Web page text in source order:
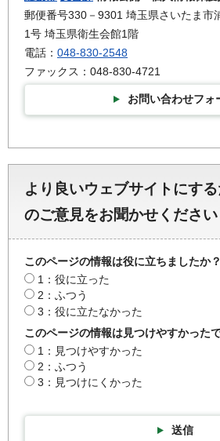
郵便番号330－9301 埼玉県さいたま市
1号 埼玉県衛生会館1階
電話： 048-830-2548
ファックス：048-830-4721
お問い合わせフォ
より良いウェブサイトにす
のご意見をお聞かせください
このページの情報は役に立ちましたか？
1：役に立った
2：ふつう
3：役に立たなかった
このページの情報は見つけやすかった
1：見つけやすかった
2：ふつう
3：見つけにくかった
送信